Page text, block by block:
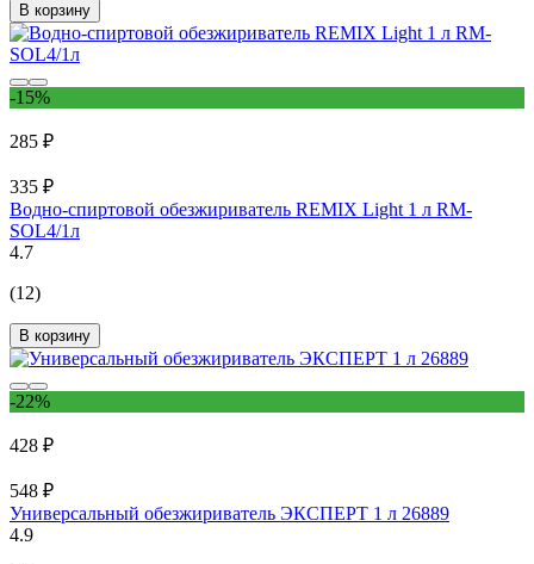
В корзину
-15%
285 ₽
335 ₽
Водно-спиртовой обезжириватель REMIX Light 1 л RM-
SOL4/1л
4.7
(12)
В корзину
-22%
428 ₽
548 ₽
Универсальный обезжириватель ЭКСПЕРТ 1 л 26889
4.9